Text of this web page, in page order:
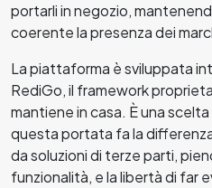
portarli in negozio,
coerente la presenza dei
La piattaforma è sviluppata
RediGo, il framework
mantiene in casa. È una
questa portata fa la
da soluzioni di terze parti,
funzionalità, e la libertà di far